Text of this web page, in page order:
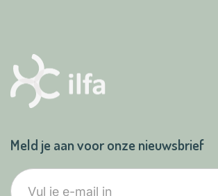
Meld je aan voor onze nieuwsbrief